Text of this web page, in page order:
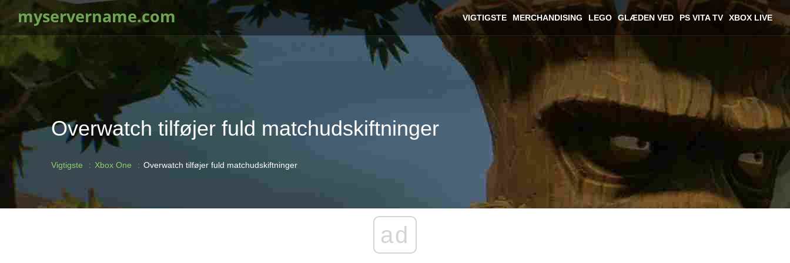
myservername.com VIGTIGSTE MERCHANDISING LEGO GLÆDEN VED PS VITA TV XBOX LIVE
Overwatch tilføjer fuld matchudskiftninger
Vigtigste Xbox One Overwatch tilføjer fuld matchudskiftninger
ad